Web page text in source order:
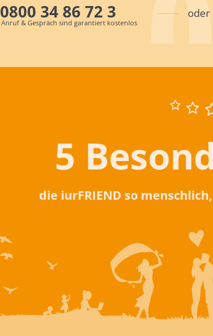
0800 34 86 72 3
Anruf & Gespräch sind garantiert kostenlos
5
die iurFRIEND so